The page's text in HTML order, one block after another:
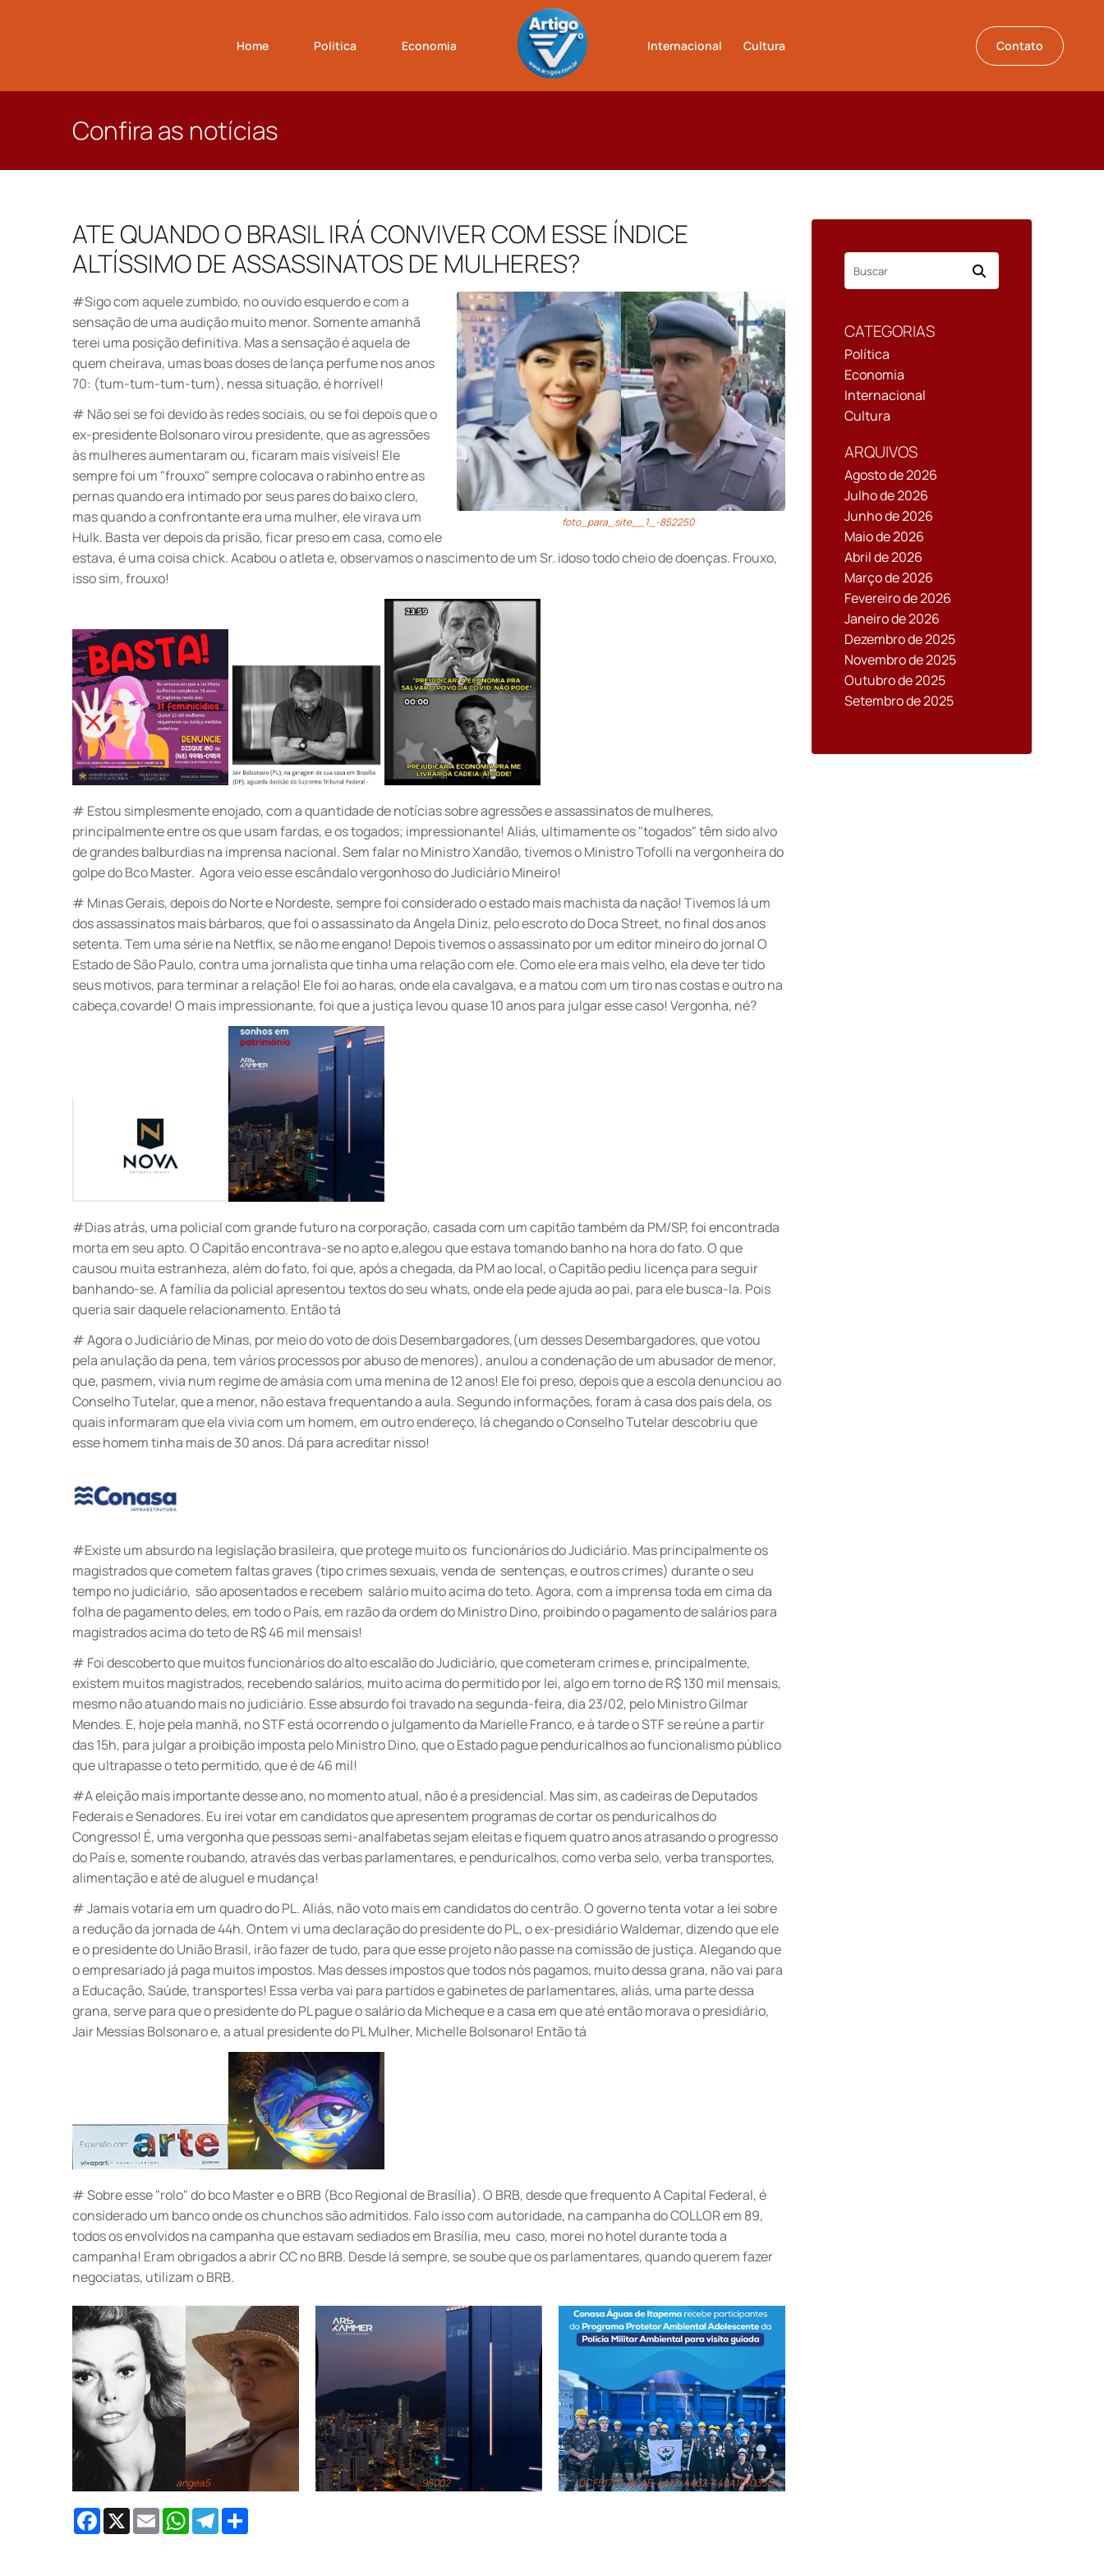
Home Politica Economia Internacional Cultura Contato
Confira as notícias
ATE QUANDO O BRASIL IRÁ CONVIVER COM ESSE ÍNDICE
ALTÍSSIMO DE ASSASSINATOS DE MULHERES?
foto_para_site__1_-852250
#Sigo com aquele zumbido, no ouvido esquerdo e com a
sensação de uma audição muito menor. Somente amanhã
terei uma posição definitiva. Mas a sensação é aquela de
quem cheirava, umas boas doses de lança perfume nos anos
70: (tum-tum-tum-tum), nessa situação, é horrível!
# Não sei se foi devido às redes sociais, ou se foi depois que o
ex-presidente Bolsonaro virou presidente, que as agressões
às mulheres aumentaram ou, ficaram mais visíveis! Ele
sempre foi um "frouxo" sempre colocava o rabinho entre as
pernas quando era intimado por seus pares do baixo clero,
mas quando a confrontante era uma mulher, ele virava um
Hulk. Basta ver depois da prisão, ficar preso em casa, como ele
estava, é uma coisa chick. Acabou o atleta e, observamos o nascimento de um Sr. idoso todo cheio de doenças. Frouxo,
isso sim, frouxo!
# Estou simplesmente enojado, com a quantidade de notícias sobre agressões e assassinatos de mulheres,
principalmente entre os que usam fardas, e os togados; impressionante! Aliás, ultimamente os "togados" têm sido alvo
de grandes balburdias na imprensa nacional. Sem falar no Ministro Xandão, tivemos o Ministro Tofolli na vergonheira do
golpe do Bco Master. Agora veio esse escândalo vergonhoso do Judiciário Mineiro!
# Minas Gerais, depois do Norte e Nordeste, sempre foi considerado o estado mais machista da nação! Tivemos lá um
dos assassinatos mais bárbaros, que foi o assassinato da Angela Diniz, pelo escroto do Doca Street, no final dos anos
setenta. Tem uma série na Netflix, se não me engano! Depois tivemos o assassinato por um editor mineiro do jornal O
Estado de São Paulo, contra uma jornalista que tinha uma relação com ele. Como ele era mais velho, ela deve ter tido
seus motivos, para terminar a relação! Ele foi ao haras, onde ela cavalgava, e a matou com um tiro nas costas e outro na
cabeça,covarde! O mais impressionante, foi que a justiça levou quase 10 anos para julgar esse caso! Vergonha, né?
#Dias atrás, uma policial com grande futuro na corporação, casada com um capitão também da PM/SP, foi encontrada
morta em seu apto. O Capitão encontrava-se no apto e,alegou que estava tomando banho na hora do fato. O que
causou muita estranheza, além do fato, foi que, após a chegada, da PM ao local, o Capitão pediu licença para seguir
banhando-se. A família da policial apresentou textos do seu whats, onde ela pede ajuda ao pai, para ele busca-la. Pois
queria sair daquele relacionamento. Então tá
# Agora o Judiciário de Minas, por meio do voto de dois Desembargadores,(um desses Desembargadores, que votou
pela anulação da pena, tem vários processos por abuso de menores), anulou a condenação de um abusador de menor,
que, pasmem, vivia num regime de amásia com uma menina de 12 anos! Ele foi preso, depois que a escola denunciou ao
Conselho Tutelar, que a menor, não estava frequentando a aula. Segundo informações, foram à casa dos pais dela, os
quais informaram que ela vivia com um homem, em outro endereço, lá chegando o Conselho Tutelar descobriu que
esse homem tinha mais de 30 anos. Dá para acreditar nisso!
#Existe um absurdo na legislação brasileira, que protege muito os funcionários do Judiciário. Mas principalmente os
magistrados que cometem faltas graves (tipo crimes sexuais, venda de sentenças, e outros crimes) durante o seu
tempo no judiciário, são aposentados e recebem salário muito acima do teto. Agora, com a imprensa toda em cima da
folha de pagamento deles, em todo o País, em razão da ordem do Ministro Dino, proibindo o pagamento de salários para
magistrados acima do teto de R$ 46 mil mensais!
# Foi descoberto que muitos funcionários do alto escalão do Judiciário, que cometeram crimes e, principalmente,
existem muitos magistrados, recebendo salários, muito acima do permitido por lei, algo em torno de R$ 130 mil mensais,
mesmo não atuando mais no judiciário. Esse absurdo foi travado na segunda-feira, dia 23/02, pelo Ministro Gilmar
Mendes. E, hoje pela manhã, no STF está ocorrendo o julgamento da Marielle Franco, e à tarde o STF se reúne a partir
das 15h, para julgar a proibição imposta pelo Ministro Dino, que o Estado pague penduricalhos ao funcionalismo público
que ultrapasse o teto permitido, que é de 46 mil!
#A eleição mais importante desse ano, no momento atual, não é a presidencial. Mas sim, as cadeiras de Deputados
Federais e Senadores. Eu irei votar em candidatos que apresentem programas de cortar os penduricalhos do
Congresso! É, uma vergonha que pessoas semi-analfabetas sejam eleitas e fiquem quatro anos atrasando o progresso
do País e, somente roubando, através das verbas parlamentares, e penduricalhos, como verba selo, verba transportes,
alimentação e até de aluguel e mudança!
# Jamais votaria em um quadro do PL. Aliás, não voto mais em candidatos do centrão. O governo tenta votar a lei sobre
a redução da jornada de 44h. Ontem vi uma declaração do presidente do PL, o ex-presidiário Waldemar, dizendo que ele
e o presidente do União Brasil, irão fazer de tudo, para que esse projeto não passe na comissão de justiça. Alegando que
o empresariado já paga muitos impostos. Mas desses impostos que todos nós pagamos, muito dessa grana, não vai para
a Educação, Saúde, transportes! Essa verba vai para partidos e gabinetes de parlamentares, aliás, uma parte dessa
grana, serve para que o presidente do PL pague o salário da Micheque e a casa em que até então morava o presidiário,
Jair Messias Bolsonaro e, a atual presidente do PL Mulher, Michelle Bolsonaro! Então tá
# Sobre esse "rolo" do bco Master e o BRB (Bco Regional de Brasília). O BRB, desde que frequento A Capital Federal, é
considerado um banco onde os chunchos são admitidos. Falo isso com autoridade, na campanha do COLLOR em 89,
todos os envolvidos na campanha que estavam sediados em Brasília, meu caso, morei no hotel durante toda a
campanha! Eram obrigados a abrir CC no BRB. Desde lá sempre, se soube que os parlamentares, quando querem fazer
negociatas, utilizam o BRB.
angea5 98002 DCF51707-BCAE-4A12-A462-A40A101D355A
Facebook
X Email WhatsAppTelegram
CATEGORIAS
Política
Economia
Internacional
Cultura
ARQUIVOS
Agosto de 2026
Julho de 2026
Junho de 2026
Maio de 2026
Abril de 2026
Março de 2026
Fevereiro de 2026
Janeiro de 2026
Dezembro de 2025
Novembro de 2025
Outubro de 2025
Setembro de 2025